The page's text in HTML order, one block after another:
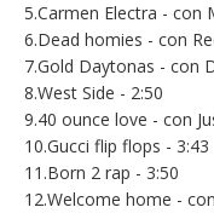
5.Carmen Electra - con
6.Dead homies - con
7.Gold Daytonas - con
8.West Side - 2:50
9.40 ounce love - con
10.Gucci flip flops - 3:43
11.Born 2 rap - 3:50
12.Welcome home -